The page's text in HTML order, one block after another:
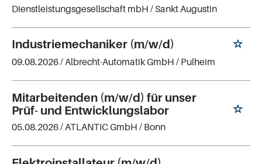
Dienstleistungsgesellschaft mbH / Sankt Augustin
Industriemechaniker (m/w/d)
09.08.2026 /Albrecht-Automatik GmbH / Pulheim
Mitarbeitenden (m/w/d) für unser
Prüf- und Entwicklungslabor
05.08.2026 /ATLANTIC GmbH / Bonn